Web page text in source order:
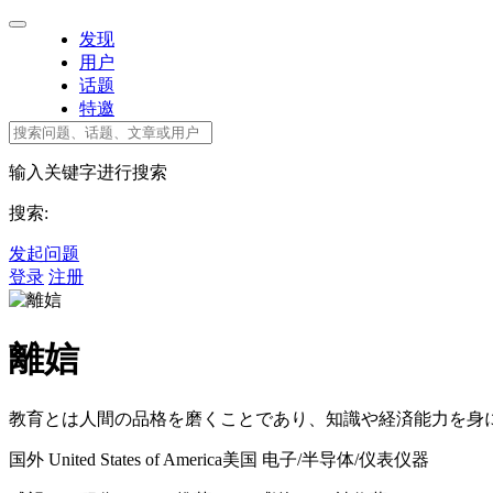
发现
用户
话题
特邀
输入关键字进行搜索
搜索:
发起问题
登录 注册
離娮
教育とは人間の品格を磨くことであり、知識や経済能力を身
国外 United States of America美国 电子/半导体/仪表仪器